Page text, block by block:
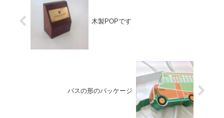
木製POPです
バスの形のパッケージ